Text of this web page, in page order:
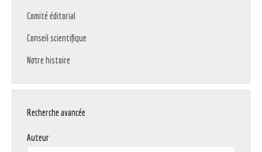
Comité éditorial
Conseil scientifique
Notre histoire
Recherche avancée
Auteur